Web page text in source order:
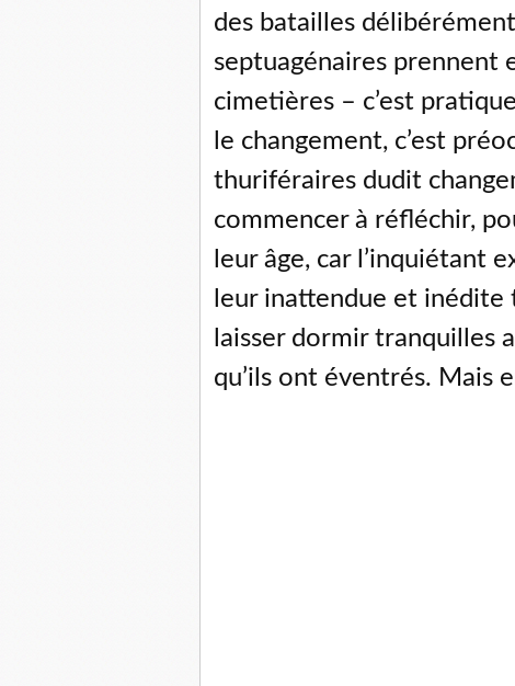
des batailles
septuagénaires prennent
cimetières – c’est
le changement, c’est
thuriféraires dudit
commencer à réfléchir,
leur âge, car l’inquiétant
leur inattendue et
laisser dormir tranquilles
qu’ils ont éventrés. Mais